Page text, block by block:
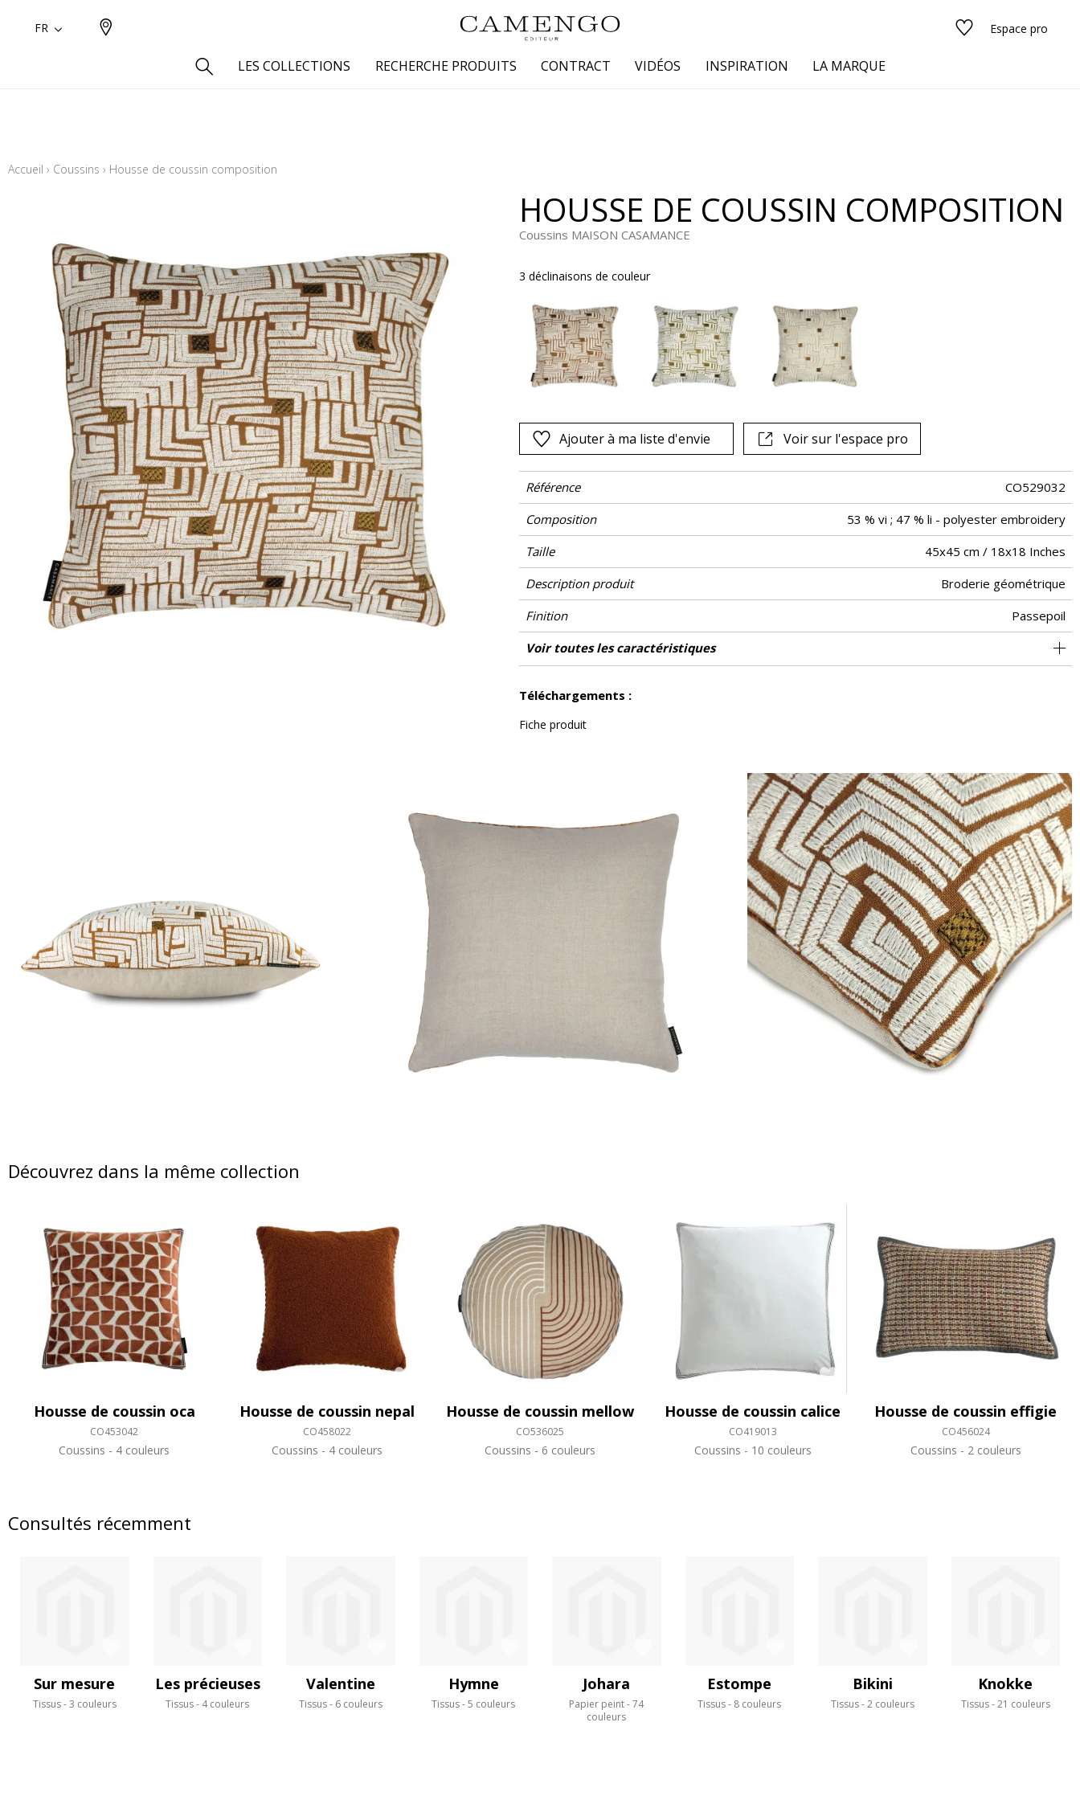
FR Espace pro
LES COLLECTIONS RECHERCHE PRODUITS
Coton
Inspiration fourrure
Laine
Lin
Polyester
Satin
Taffetas
Velours
Petits motifs
Bleu
Gris
Multicouleurs
Noir
Orange
Rose
Vert
Violet
CONTRACT VIDÉOS INSPIRATION LA MARQUE
Accueil › Coussins › Housse de coussin composition
HOUSSE DE COUSSIN COMPOSITION
Coussins MAISON CASAMANCE
3 déclinaisons de couleur
Ajouter à ma liste d'envie Voir sur l'espace pro
Référence
CO529032
Composition
53 % vi ; 47 % li - polyester embroidery
Taille
45x45 cm / 18x18 Inches
Description produit
Broderie géométrique
Finition
Passepoil
Fermeture
Zippee invisible
Entretien
Pays d'origine Tunisie
Caractéristiques Outdoor
Voir toutes les caractéristiques
Téléchargements :
Fiche produit
Découvrez dans la même collection
Housse de coussin oca
CO453042
Coussins 4 couleurs
Housse de coussin nepal
CO458022
Coussins 4 couleurs
Housse de coussin mellow
CO536025
Coussins 6 couleurs
Housse de coussin calice
CO419013
Coussins 10 couleurs
Housse de coussin effigie
CO456024
Coussins 2 couleurs
Consultés récemment
Sur mesure
Tissus 3 couleurs
Les précieuses
Tissus 4 couleurs
Valentine
Tissus 6 couleurs
Hymne
Tissus 5 couleurs
Johara
Papier peint
74
couleurs
Estompe
Tissus 8 couleurs
Bikini
Tissus 2 couleurs
Knokke
Tissus 21 couleurs